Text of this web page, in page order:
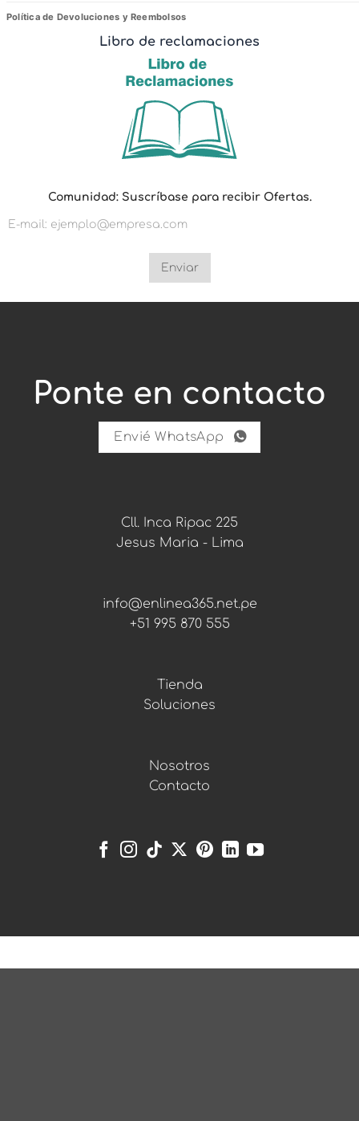
Política de Devoluciones y Reembolsos
Libro de reclamaciones
a
a
o
m
u
a
r
Comunidad: Suscríbase para recibir Ofertas.
Enviar
Ponte en contacto
Envié WhatsApp
Cll. Inca Ripac 225
Jesus Maria - Lima
info@enlinea365.net.pe
+51 995 870 555
Tienda
Soluciones
Nosotros
Contacto